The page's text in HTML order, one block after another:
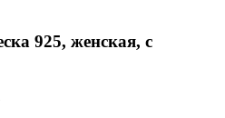
925, женская, с